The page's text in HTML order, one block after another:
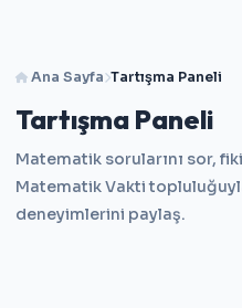
Ana Sayfa Tartışma Paneli
Tartışma Paneli
Matematik sorularını sor,
Matematik Vakti
deneyimlerini paylaş.